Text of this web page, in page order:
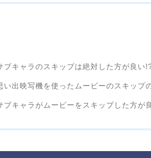
ブキャラのスキップは絶対した方が良い
い出映写機を使ったムービーのスキップ
ブキャラがムービーをスキップした方が